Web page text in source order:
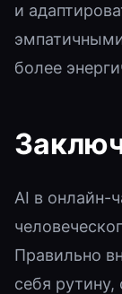
и
более
AI в онлайн-
Правильно
себя